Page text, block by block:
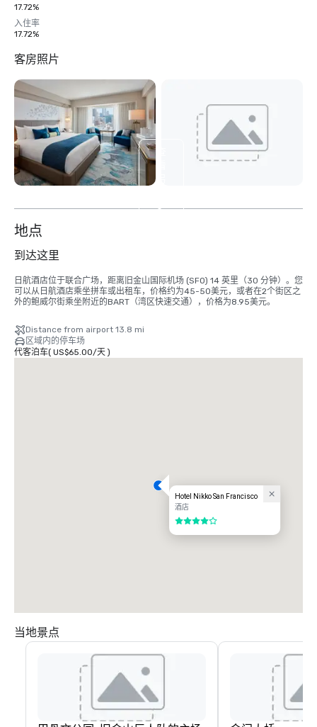
17.72%
入住率
17.72%
客房照片
5
地点
到达这里
日航酒店位于联合广场，距离旧金山国际机场 (SFO) 14 英里（30 分钟）。您
可以从日航酒店乘坐拼车或出租车，价格约为45-50美元，或者在2个街区之
外的鲍威尔街乘坐附近的BART（湾区快速交通），价格为8.95美元。
Distance from airport 13.8 mi
区域内的停车场
代客泊车( US$65.00/天)
Hotel Nikko San Francisco
酒店
4/5
当地景点